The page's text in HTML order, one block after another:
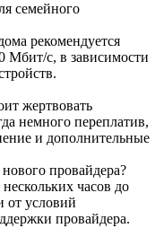
семейного
рекомендуется
Мбит/с, в зависимости
жертвовать
немного переплатив,
и дополнительные
провайдера?
часов до
от условий
провайдера.